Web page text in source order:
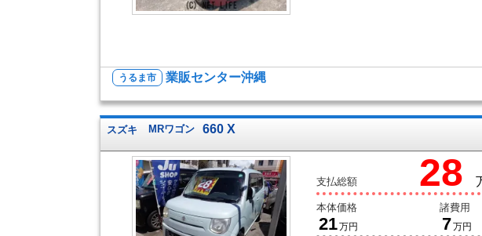
うるま市 業販センター沖縄
スズキ MRワゴン 660 X
支払総額 28
本体価格
21万円
諸費用
7万円